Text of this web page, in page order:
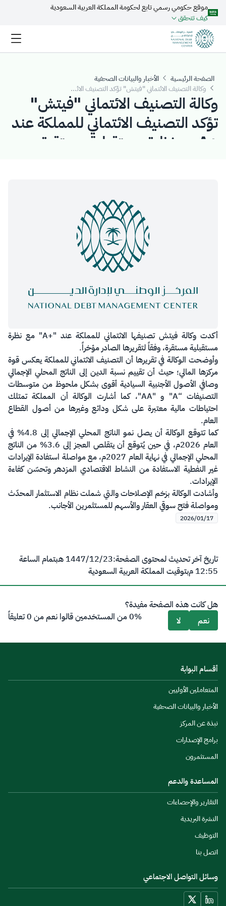
تخطي إلى المحتوى الرئيسي
موقع حكومي رسمي تابع لحكومة المملكة العربية السعودية
كيف تتحقق
الصفحة الرئيسية
الأخبار والبيانات الصحفية
وكالة التصنيف الائتماني "فيتش" تؤكد التصنيف الائتماني للمملكة عند +A مع نظرة مستقبلية مستقرة
وكالة التصنيف الائتماني "فيتش"
تؤكد التصنيف الائتماني للمملكة عند
+A مع نظرة مستقبلية مستقرة
​أكدت وكالة فيتش تصنيفها الائتماني للمملكة عند "+A" مع نظرة
مستقبلية مستقرة، وفقاً لتقريرها الصادر مؤخراً.
وأوضحت الوكالة في تقريرها أن التصنيف الائتماني للمملكة يعكس قوة
مركزها المالي؛ حيث أن تقييم نسبة الدين إلى الناتج المحلي الإجمالي
وصافي الأصول الأجنبية السيادية أقوى بشكل ملحوظ من متوسطات
التصنيفات “A" و "AA"، كما أشارت الوكالة أن المملكة تمتلك
احتياطات مالية معتبرة على شكل ودائع وغيرها من أصول القطاع
العام.
كما تتوقع الوكالة أن يصل نمو الناتج المحلي الإجمالي إلى 4.8% في
العام 2026م، في حين يُتوقع أن يتقلص العجز إلى 3.6% من الناتج
المحلي الإجمالي في نهاية العام 2027م، مع مواصلة استفادة الإيرادات
غير النفطية الاستفادة من النشاط الاقتصادي المزدهر وتحسّن كفاءة
الإيرادات.
وأشادت الوكالة بزخم الإصلاحات والتي شملت نظام الاستثمار المحدّث
ومواصلة فتح سوقي العقار والأسهم للمستثمرين الأجانب.
2026/01/17
تاريخ آخر تحديث لمحتوى الصفحة:23‏/12‏/1447 هـ
بتمام الساعة
12:55 م
بتوقيت المملكة العربية السعودية
هل كانت هذه الصفحة مفيدة؟
نعم
لا 0% من المستخدمين قالوا نعم من 0 تعليقاً
أقسام البوابة
المتعاملين الأوليين
الأخبار والبيانات الصحفية
نبذة عن المركز
برامج الإصدارات
المستثمرون
المساعدة والدعم
التقارير والإحصاءات
النشرة البريدية
التوظيف
اتصل بنا
وسائل التواصل الاجتماعي